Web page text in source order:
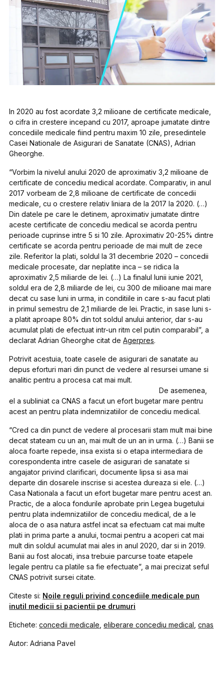
In 2020 au fost acordate 3,2 milioane de certificate medicale,
o cifra in crestere incepand cu 2017, aproape jumatate dintre
concediile medicale fiind pentru maxim 10 zile, presedintele
Casei Nationale de Asigurari de Sanatate (CNAS), Adrian
Gheorghe.
“Vorbim la nivelul anului 2020 de aproximativ 3,2 milioane de
certificate de concediu medical acordate. Comparativ, in anul
2017 vorbeam de 2,8 milioane de certificate de concedii
medicale, cu o crestere relativ liniara de la 2017 la 2020. (…)
Din datele pe care le detinem, aproximativ jumatate dintre
aceste certificate de concediu medical se acorda pentru
perioade cuprinse intre 5 si 10 zile. Aproximativ 20-25% dintre
certificate se acorda pentru perioade de mai mult de zece
zile. Referitor la plati, soldul la 31 decembrie 2020 – concedii
medicale procesate, dar neplatite inca – se ridica la
aproximativ 2,5 miliarde de lei. (…) La finalul lunii iunie 2021,
soldul era de 2,8 miliarde de lei, cu 300 de milioane mai mare
decat cu sase luni in urma, in conditiile in care s-au facut plati
in primul semestru de 2,1 miliarde de lei. Practic, in sase luni s-
a platit aproape 80% din tot soldul anului anterior, dar s-au
acumulat plati de efectuat intr-un ritm cel putin comparabil”, a
declarat Adrian Gheorghe citat deAgerpres.
Potrivit acestuia, toate casele de asigurari de sanatate au
depus eforturi mari din punct de vedere al resursei umane si
analitic pentru a procesa cat mai mult.
De asemenea,
el a subliniat ca CNAS a facut un efort bugetar mare pentru
acest an pentru plata indemnizatiilor de concediu medical.
“Cred ca din punct de vedere al procesarii stam mult mai bine
decat stateam cu un an, mai mult de un an in urma. (…) Banii se
aloca foarte repede, insa exista si o etapa intermediara de
corespondenta intre casele de asigurari de sanatate si
angajator privind clarificari, documente lipsa si asa mai
departe din dosarele inscrise si acestea dureaza si ele. (…)
Casa Nationala a facut un efort bugetar mare pentru acest an.
Practic, de a aloca fondurile aprobate prin Legea bugetului
pentru plata indemnizatiilor de concediu medical, de a le
aloca de o asa natura astfel incat sa efectuam cat mai multe
plati in prima parte a anului, tocmai pentru a acoperi cat mai
mult din soldul acumulat mai ales in anul 2020, dar si in 2019.
Banii au fost alocati, insa trebuie parcurse toate etapele
legale pentru ca platile sa fie efectuate”, a mai precizat seful
CNAS potrivit sursei citate.
Citeste si: Noile reguli privind concediile medicale pun
inutil medicii si pacientii pe drumuri
Etichete:concedii medicale ,eliberare concediu medical ,cnas
Autor: Adriana Pavel